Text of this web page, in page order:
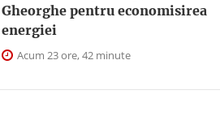
Gheorghe pentru economisirea
energiei
Acum 23 ore, 42 minute